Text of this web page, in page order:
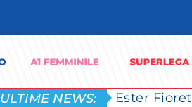
ULTIME NEWS: Ester